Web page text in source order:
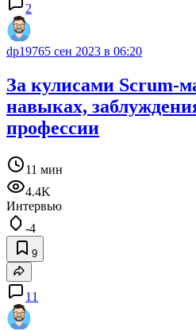
2
dp19765 сен 2023 в 06:20
За кулисами Scrum-
навыках,
профессии
11 мин
4.4K
Интервью
-4
9
11